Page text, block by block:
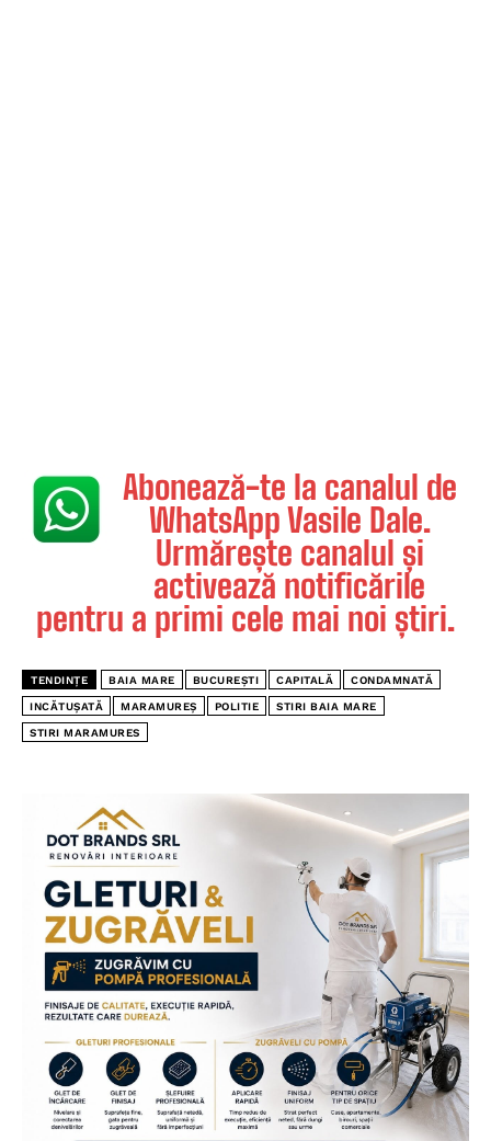
Abonează-te la canalul de
WhatsApp Vasile Dale.
Urmărește canalul și
activează notificările
pentru a primi cele mai noi știri.
TENDINȚE BAIA MARE BUCUREȘTI CAPITALĂ CONDAMNATĂ
INCĂTUȘATĂ MARAMUREȘ POLITIE STIRI BAIA MARE
STIRI MARAMURES